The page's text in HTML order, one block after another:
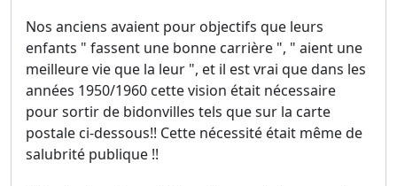
Nos anciens avaient pour objectifs que leurs
enfants " fassent une bonne carrière ", " aient une
meilleure vie que la leur ", et il est vrai que dans les
années 1950/1960 cette vision était nécessaire
pour sortir de bidonvilles tels que sur la carte
postale ci-dessous!! Cette nécessité était même de
salubrité publique !!